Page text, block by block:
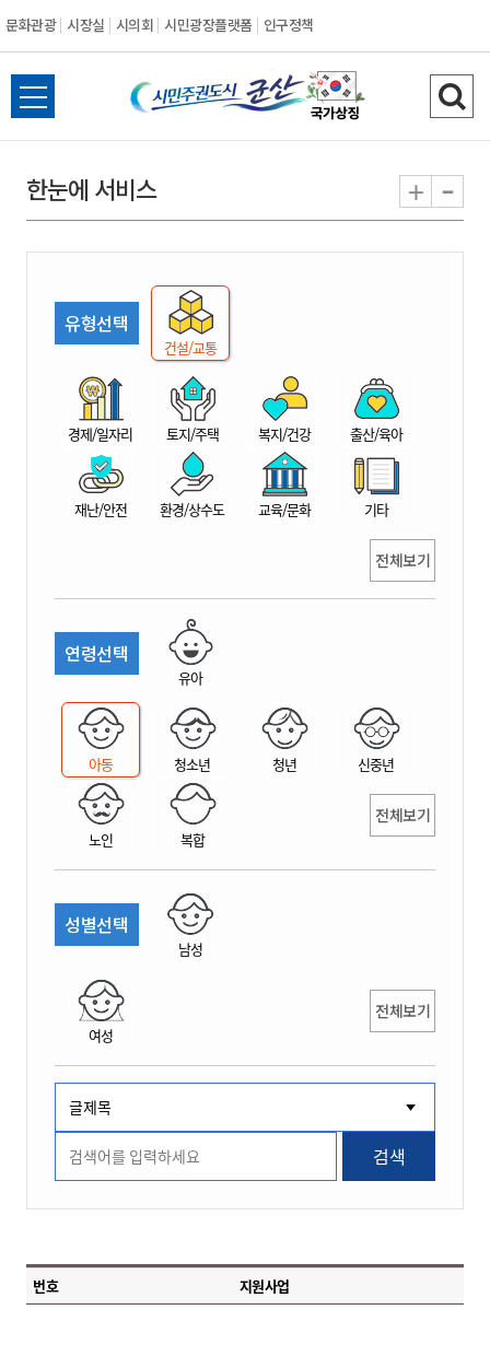
문화관광 시장실 시의회 시민광장플랫폼 인구정책
시
민
권
도
시
산
전
체
뉴
열
검
색
기
한눈에 서비스 + -
유형선택
건설/교통
경제/일자리 토지/주택 복지/건강 출산/육아
재난/안전 환경/상수도 교육/문화 기타
전체보기
연령선택
유아
아동 청소년 청년 신중년
노인 복합
전체보기
성별선택
남성
여성
전체보기
검색
번호 지원사업